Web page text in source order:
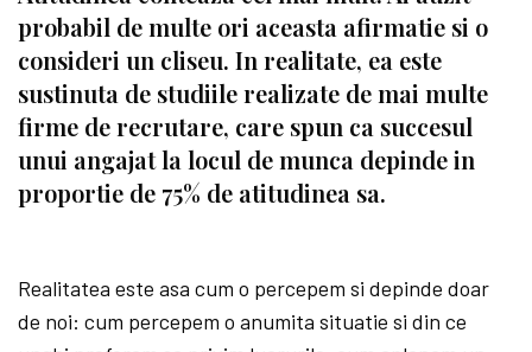
probabil de multe ori aceasta afirmatie si o
consideri un cliseu. In realitate, ea este
sustinuta de studiile realizate de mai multe
firme de recrutare, care spun ca succesul
unui angajat la locul de munca depinde in
proportie de 75% de atitudinea sa.
Realitatea este asa cum o percepem si depinde doar
de noi: cum percepem o anumita situatie si din ce